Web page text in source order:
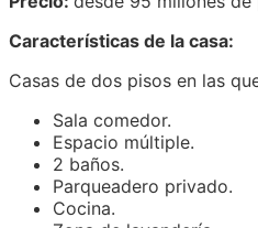
Características de la casa:
Casas de dos pisos en las
Sala comedor.
Espacio múltiple.
2 baños.
Parqueadero privado.
Cocina.